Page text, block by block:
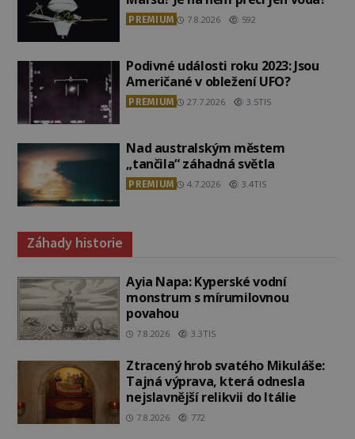
PREMIUM 7.8.2026 592
Podivné události roku 2023: Jsou
Američané v obležení UFO?
PREMIUM 27.7.2026 3.5TIS
Nad australským městem
„tančila“ záhadná světla
PREMIUM 4.7.2026 3.4TIS
Záhady historie
Ayia Napa: Kyperské vodní
monstrum s mírumilovnou
povahou
7.8.2026 3.3TIS
Ztracený hrob svatého Mikuláše:
Tajná výprava, která odnesla
nejslavnější relikvii do Itálie
7.8.2026 772